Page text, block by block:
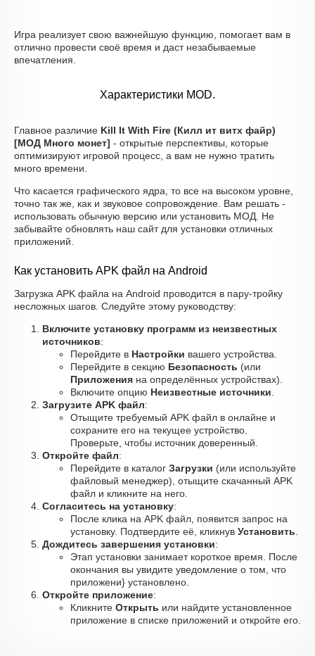
Игра реализует свою важнейшую функцию, помогает вам в
отлично провести своё время и даст незабываемые
впечатления.
Характеристики MOD.
Главное различие Kill It With Fire (Килл ит витх файр)
[МОД Много монет] - открытые перспективы, которые
оптимизируют игровой процесс, а вам не нужно тратить
много времени.
Что касается графического ядра, то все на высоком уровне,
точно так же, как и звуковое сопровождение. Вам решать -
использовать обычную версию или установить МОД. Не
забывайте обновлять наш сайт для установки отличных
приложений.
Как установить APK файл на Android
Загрузка APK файла на Android проводится в пару-тройку
несложных шагов. Следуйте этому руководству:
Включите установку программ из неизвестных
источников:
Перейдите в Настройки вашего устройства.
Перейдите в секцию Безопасность (или
Приложения на определённых устройствах).
Включите опцию Неизвестные источники
Загрузите APK файл:
Отыщите требуемый APK файл в онлайне и
сохраните его на текущее устройство.
Проверьте, чтобы источник доверенный.
Откройте файл:
Перейдите в каталог Загрузки (или используйте
файловый менеджер), отыщите скачанный APK
файл и кликните на него.
Согласитесь на установку:
После клика на APK файл, появится запрос на
установку. Подтвердите её, кликнув Установить
Дождитесь завершения установки:
Этап установки занимает короткое время. После
окончания вы увидите уведомление о том, что
приложени} установлено.
Откройте приложение:
Кликните Открыть или найдите установленное
приложение в списке приложений и откройте его.